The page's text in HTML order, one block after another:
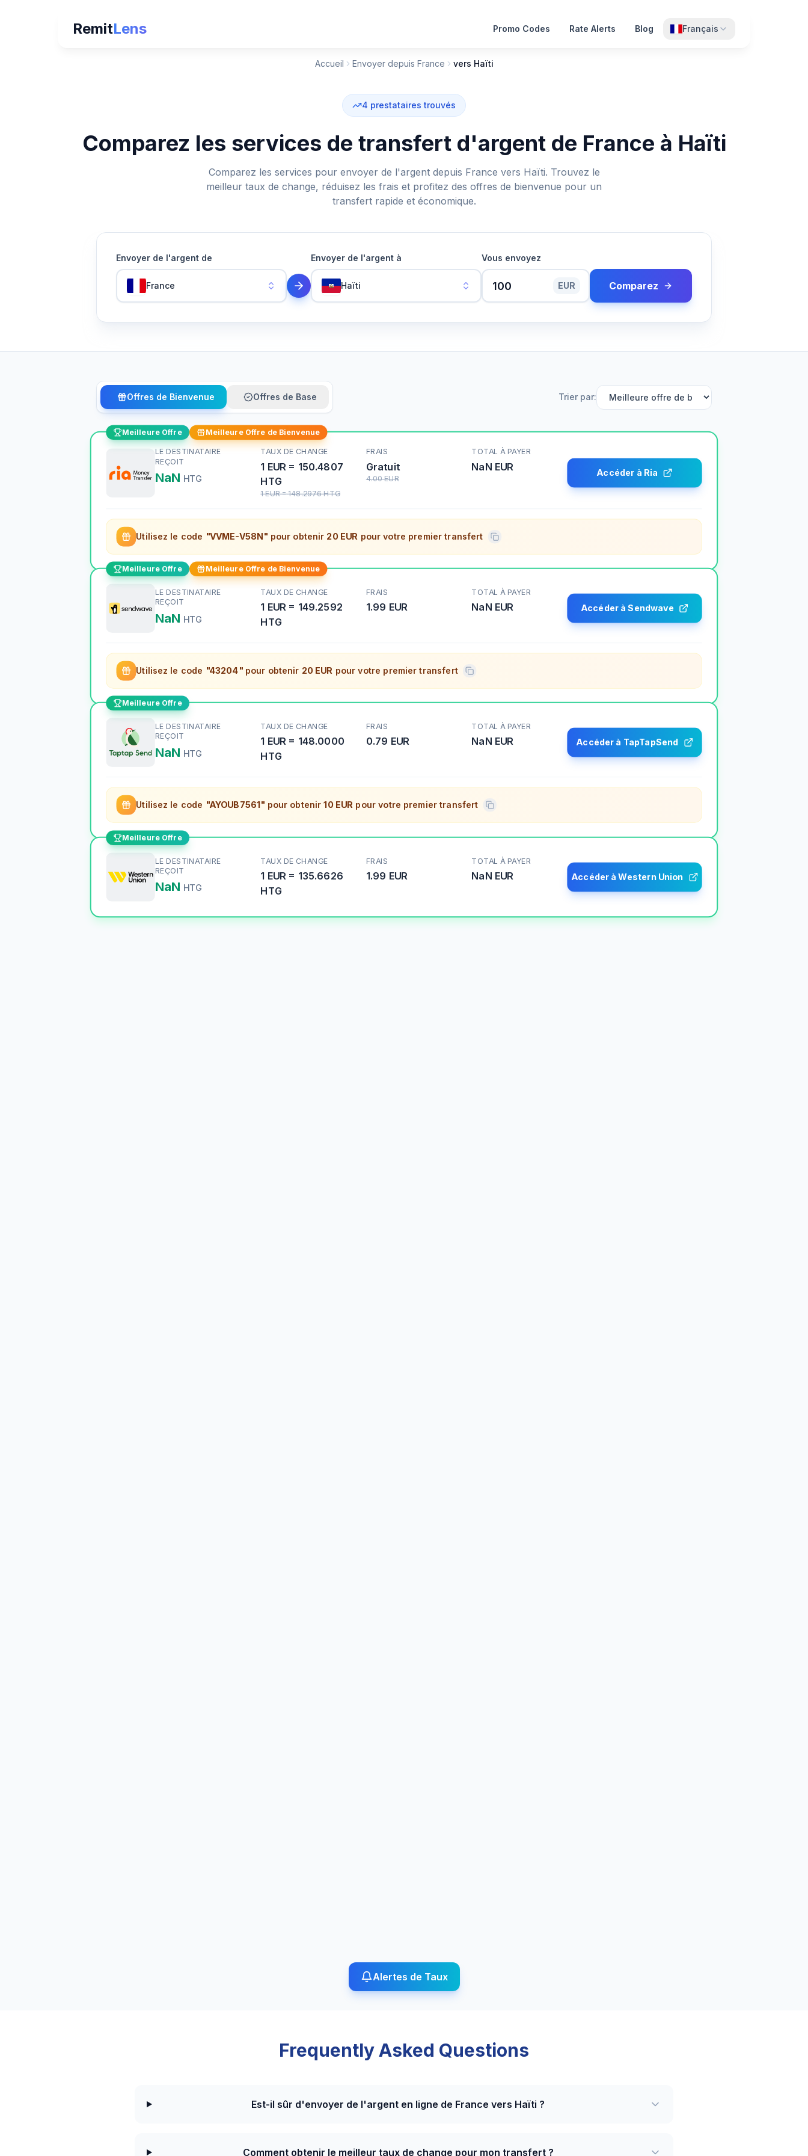
RemitLens Promo Codes Rate Alerts Blog Français
Accueil Envoyer depuis France vers Haïti
4 prestataires trouvés
Comparez les services de transfert d'argent de France à Haïti
Comparez les services pour envoyer de l'argent depuis France vers Haïti. Trouvez le
meilleur taux de change, réduisez les frais et profitez des offres de bienvenue pour un
transfert rapide et économique.
Envoyer de l'argent de
France
Envoyer de l'argent à
Haïti
Vous envoyez
EUR Comparez
Offres de Bienvenue Offres de Base Trier par:
Meilleure Offre Meilleure Offre de Bienvenue
LE DESTINATAIRE
REÇOIT
NaN HTG
TAUX DE CHANGE
1 EUR= 150.4807
HTG
1EUR=148.2976HTG
FRAIS
Gratuit
4.00 EUR
TOTAL À PAYER
NaN EUR Accéder à Ria
Utilisez le code "VVME-V58N" pour obtenir 20 EUR pour votre premier transfert
Meilleure Offre Meilleure Offre de Bienvenue
LE DESTINATAIRE
REÇOIT
NaN HTG
TAUX DE CHANGE
1 EUR= 149.2592
HTG
FRAIS
1.99 EUR
TOTAL À PAYER
NaN EUR Accéder à Sendwave
Utilisez le code "43204"pour obtenir 20 EUR pour votre premier transfert
Meilleure Offre
LE DESTINATAIRE
REÇOIT
NaN HTG
TAUX DE CHANGE
1 EUR= 148.0000
HTG
FRAIS
0.79 EUR
TOTAL À PAYER
NaN EUR Accéder à TapTapSend
Utilisez le code "AYOUB7561" pour obtenir10 EUR pour votre premier transfert
Meilleure Offre
LE DESTINATAIRE
REÇOIT
NaN HTG
TAUX DE CHANGE
1 EUR= 135.6626
HTG
FRAIS
1.99 EUR
TOTAL À PAYER
NaN EUR Accéder à Western Union
Alertes de Taux
Frequently Asked Questions
Est-il sûr d'envoyer de l'argent en ligne de France vers Haïti ?
Comment obtenir le meilleur taux de change pour mon transfert ?